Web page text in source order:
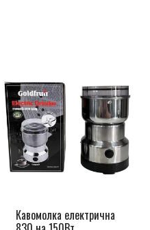
Кавомолка електрична